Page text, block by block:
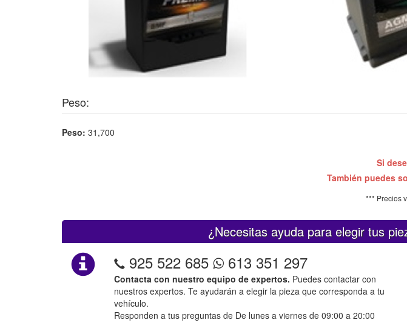
Peso:
Peso: 31,700
Si
También puedes
*** Precios
¿Necesitas ayuda para elegir tus
925 522 685 613 351 297
Contacta con nuestro equipo de expertos. Puedes contactar con
nuestros expertos. Te ayudarán a elegir la pieza que corresponda a tu
vehículo.
Responden a tus preguntas de De lunes a viernes de 09:00 a 20:00